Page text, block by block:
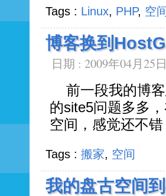
Tags : Linux, PHP, 空
博客换到
日期 : 2009年04月25日
前一段我的博
的site5问题多多
空间，感觉还不
Tags : 搬家, 空间
我的盘古空间